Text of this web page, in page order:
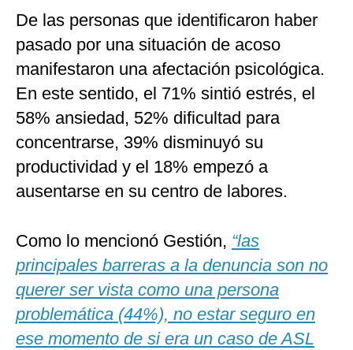
De las personas que identificaron haber
pasado por una situación de acoso
manifestaron una afectación psicológica.
En este sentido, el 71% sintió estrés, el
58% ansiedad, 52% dificultad para
concentrarse, 39% disminuyó su
productividad y el 18% empezó a
ausentarse en su centro de labores.
Como lo mencionó Gestión, “las
principales barreras a la denuncia son no
querer ser vista como una persona
problemática (44%), no estar seguro en
ese momento de si era un caso de ASL